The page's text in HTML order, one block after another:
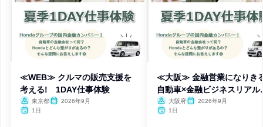
≪WEB≫ クルマの販売支援を
考える! 1DAY仕事体験
東京都
2026年9月
1日
≪大阪≫ 金融営業になりき
自動車×金融ビジネスリアル
験
大阪府
2026年9月
1日